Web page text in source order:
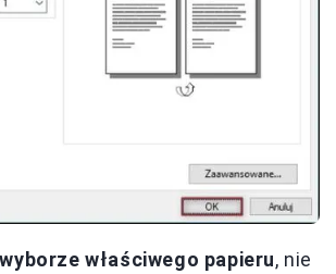
wyborze właściwego papieru, nie